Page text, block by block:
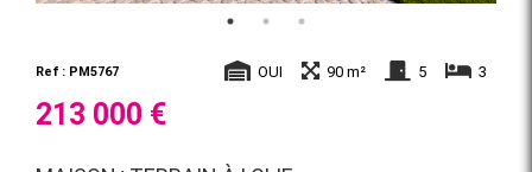
Ref : PM5767 OUI 90 m² 5 3
213 000 €